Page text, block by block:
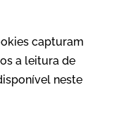
capturam
a leitura de
neste